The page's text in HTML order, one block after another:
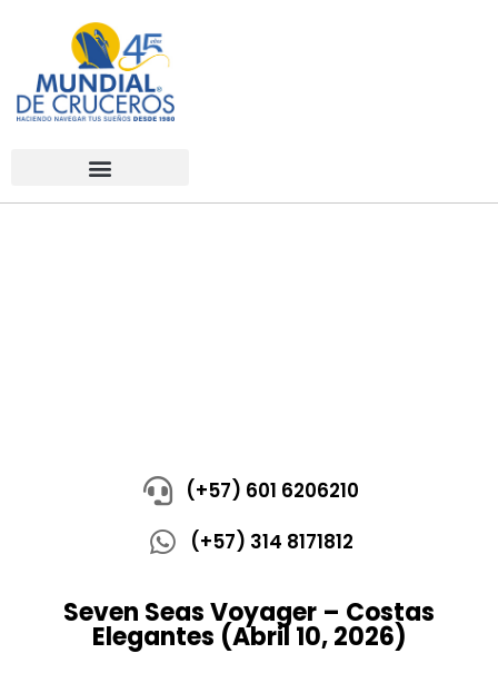
(+57) 601 6206210
(+57) 314 8171812
Seven Seas Voyager – Costas
Elegantes (Abril 10, 2026)